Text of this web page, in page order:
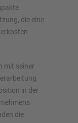
die eine
mit seiner
in der
die